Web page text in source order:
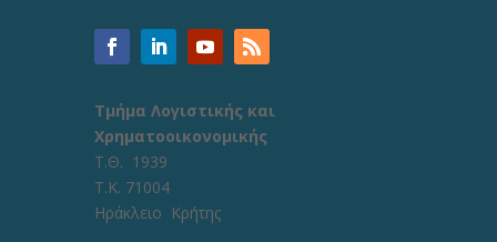
Τμήμα Λογιστικής και
Χρηματοοικονομικής
Τ.Θ. 1939
Τ.Κ. 71004
Ηράκλειο Κρήτης